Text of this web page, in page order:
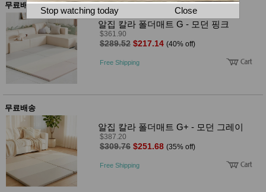
메이크
업
헤어케
어/염색
바디케
남성화
장품
품
전 주방가
계절/생
활가전
건강가
주
방
명품식
기브랜
Stop watching today Close
무료배송
알집 칼라 폴더매트 G - 모던 핑크
$361.90
$289.52 $217.14 (40% off)
Free Shipping
무료배송
알집 칼라 폴더매트 G+ - 모던 그레이
$387.20
$309.76 $251.68 (35% off)
Free Shipping